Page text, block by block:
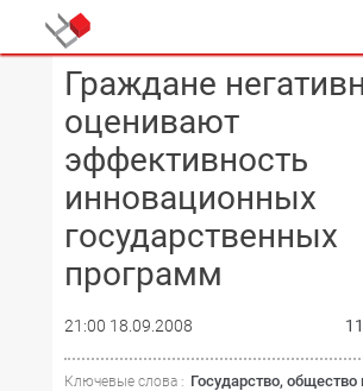
Граждане
оценивают
эффективность
инновационных
государственных
программ
21:00 18.09.2008
Ключевые слова : Государство, общество